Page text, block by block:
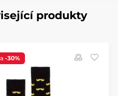
produkty
-30%